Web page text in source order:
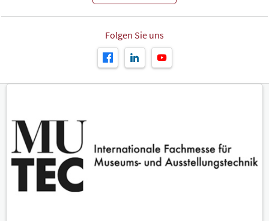
Folgen Sie uns